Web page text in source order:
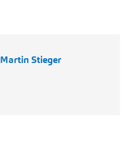
Martin Stieger